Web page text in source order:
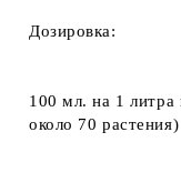
Дозировка:
100 мл. на 1 литра
около 70 растения)